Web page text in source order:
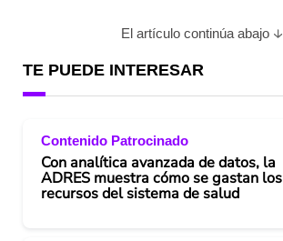
El artículo continúa abajo
TE PUEDE INTERESAR
Contenido Patrocinado
Con analítica avanzada de datos, la
ADRES muestra cómo se gastan los
recursos del sistema de salud